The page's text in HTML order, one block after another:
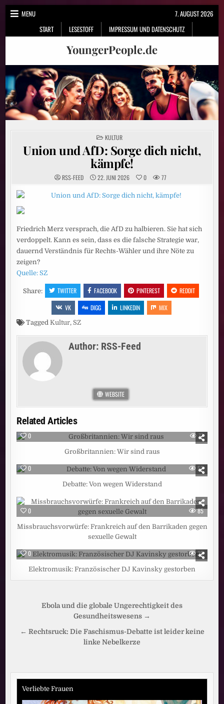
Skip
MENU
START
LESESTOFF IMPRESSUM UND DATENSCHUTZ
7. AUGUST 2026
YoungerPeople.de
POSTED
IN
KULTUR
Union und AfD: Sorge dich nicht,
kämpfe!
RSS-FEED 22. JUNI 2026 0 77
Friedrich Merz versprach, die AfD zu halbieren. Sie hat sich
verdoppelt. Kann es sein, dass es die falsche Strategie war,
dauernd Verständnis für Rechts-Wähler und ihre Nöte zu
zeigen?
Quelle: SZ
Share: TWITTER FACEBOOK PINTEREST
REDDIT
VK
DIGG LINKEDIN MIX
TaggedKultur, SZ
Author: RSS-Feed
WEBSITE
Related Articles
0 77
Großbritannien: Wir sind raus
0 52
Debatte: Von wegen Widerstand
0 85
Missbrauchsvorwürfe: Frankreich auf den Barrikaden gegen
sexuelle Gewalt
0 25
Elektromusik: Französischer DJ Kavinsky gestorben
Beitragsnavigation
Ebola und die globale Ungerechtigkeit des
Gesundheitswesens →
← Rechtsruck: Die Faschismus-Debatte ist leider keine
linke Nebelkerze
Verliebte Frauen